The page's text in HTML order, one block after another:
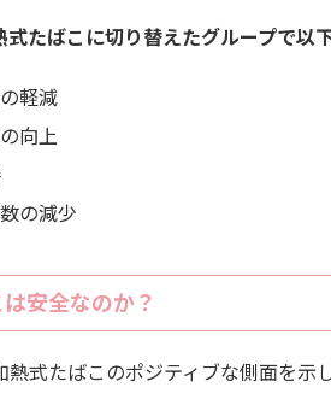
式たばこに切り替えたグループで以
軽減
向上
の減少
安全なのか？
熱式たばこのポジティブな側面を示